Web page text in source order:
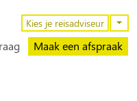
Kies je reisadviseur
Maak een afspraak